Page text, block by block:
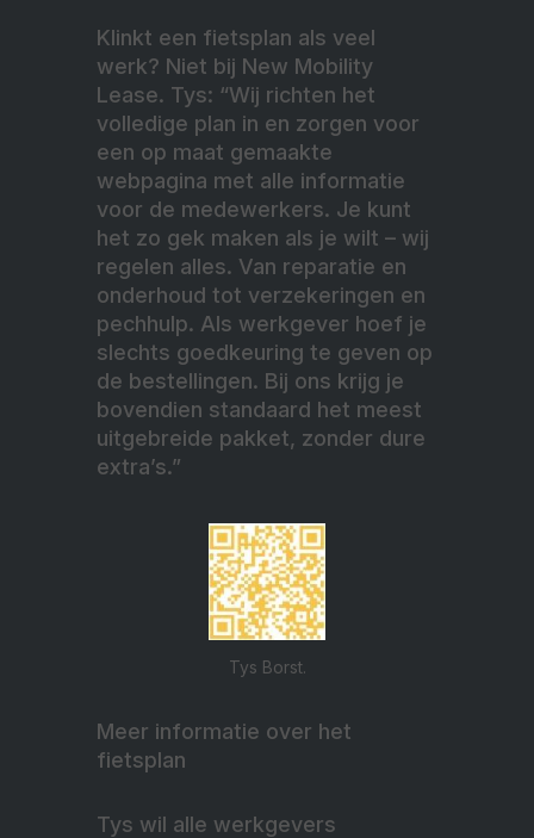
Klinkt een fietsplan als veel
werk? Niet bij New Mobility
Lease. Tys: “Wij richten het
volledige plan in en zorgen voor
een op maat gemaakte
webpagina met alle informatie
voor de medewerkers. Je kunt
het zo gek maken als je wilt – wij
regelen alles. Van reparatie en
onderhoud tot verzekeringen en
pechhulp. Als werkgever hoef je
slechts goedkeuring te geven op
de bestellingen. Bij ons krijg je
bovendien standaard het meest
uitgebreide pakket, zonder dure
extra’s.”
Tys Borst.
Meer informatie over het
fietsplan
Tys wil alle werkgevers